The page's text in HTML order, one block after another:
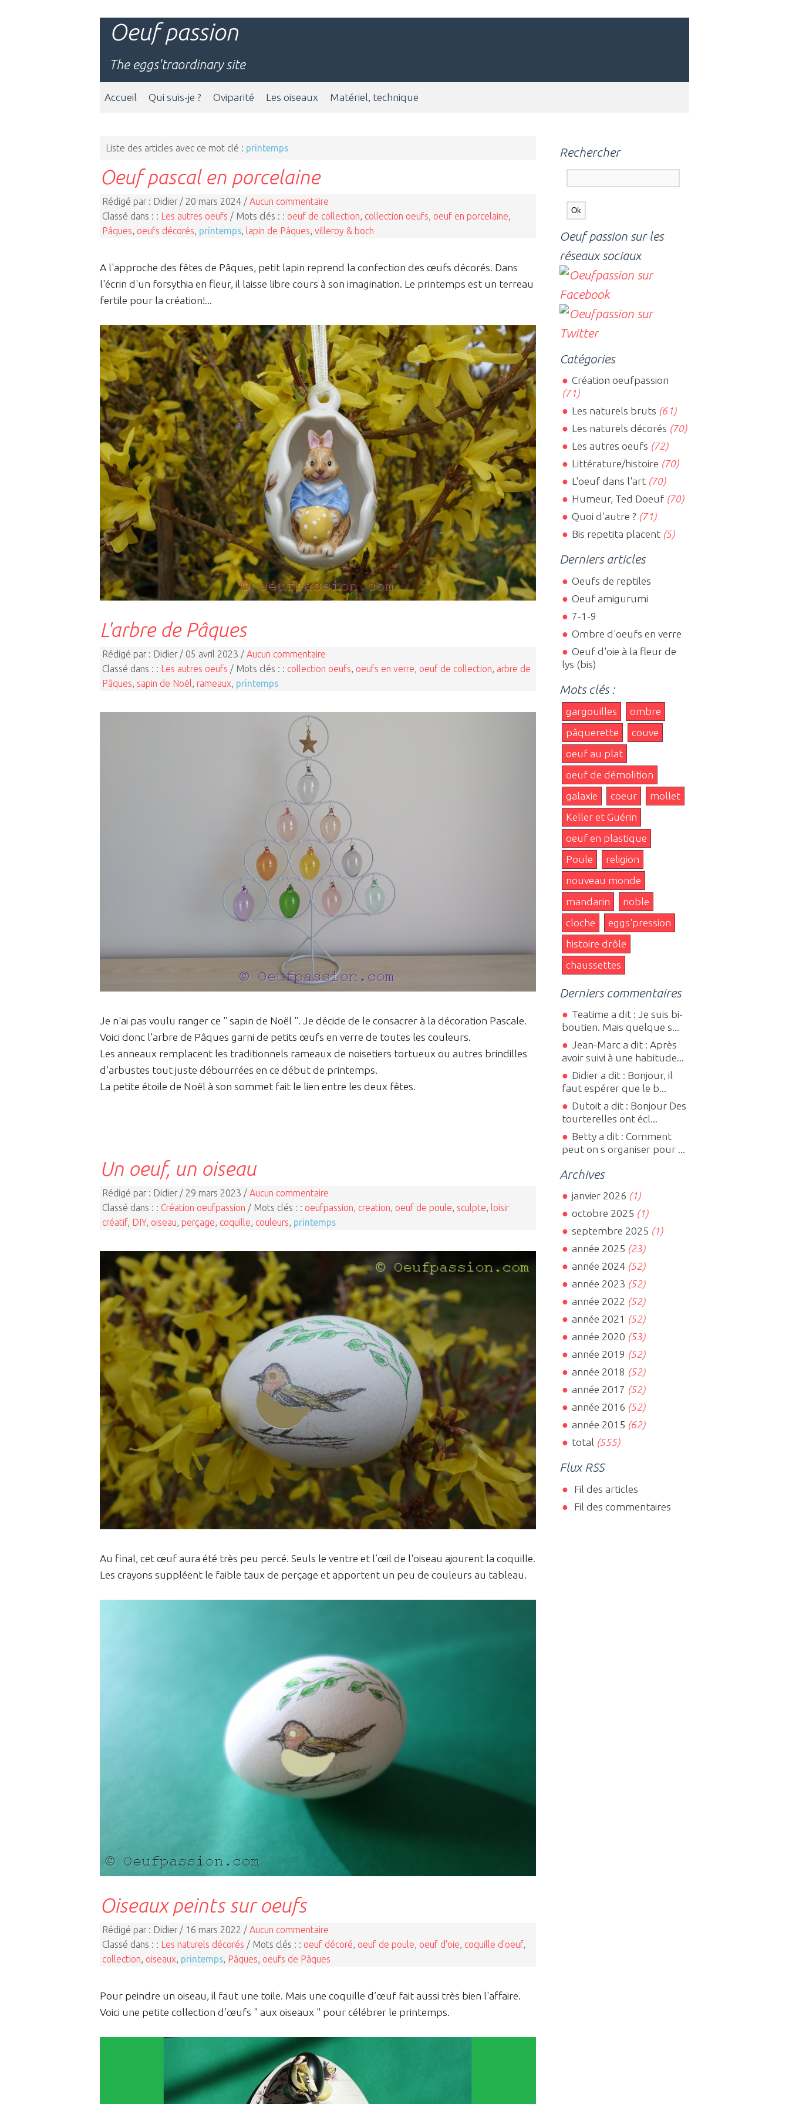
Oeuf passion
The eggs'traordinary site
Accueil Qui suis-je ? Oviparité Les oiseaux Matériel, technique
Liste des articles avec ce mot clé : printemps
Oeuf pascal en porcelaine
Rédigé par : Didier / 20 mars 2024 / Aucun commentaire
Classé dans : : Les autres oeufs / Mots clés : : oeuf de collection collection oeufs oeuf en porcelaine
Pâques oeufs décorés printemps lapin de Pâques villeroy & boch
A l'approche des fêtes de Pâques, petit lapin reprend la confection des œufs décorés. Dans
l'écrin d'un forsythia en fleur, il laisse libre cours à son imagination. Le printemps est un terreau
fertile pour la création!...
L'arbre de Pâques
Rédigé par : Didier / 05 avril 2023 / Aucun commentaire
Classé dans : : Les autres oeufs / Mots clés : : collection oeufs, oeufs en verre, oeuf de collection, arbre de
Pâques, sapin de Noël, rameaux, printemps
Je n'ai pas voulu ranger ce " sapin de Noël ". Je décide de le consacrer à la décoration Pascale.
Voici donc l'arbre de Pâques garni de petits œufs en verre de toutes les couleurs.
Les anneaux remplacent les traditionnels rameaux de noisetiers tortueux ou autres brindilles
d'arbustes tout juste débourrées en ce début de printemps.
La petite étoile de Noël à son sommet fait le lien entre les deux fêtes.
Un oeuf, un oiseau
Rédigé par : Didier / 29 mars 2023 / Aucun commentaire
Classé dans : : Création oeufpassion / Mots clés : : oeufpassion, creation, oeuf de poule, sculpte, loisir
créatif, DIY, oiseau, perçage, coquille, couleurs, printemps
Au final, cet œuf aura été très peu percé. Seuls le ventre et l’œil de l'oiseau ajourent la coquille.
Les crayons suppléent le faible taux de perçage et apportent un peu de couleurs au tableau.
Oiseaux peints sur oeufs
Rédigé par : Didier / 16 mars 2022 / Aucun commentaire
Classé dans : : Les naturels décorés / Mots clés : : oeuf décoré, oeuf de poule, oeuf d'oie, coquille d'oeuf,
collection, oiseaux, printemps, Pâques, oeufs de Pâques
Pour peindre un oiseau, il faut une toile. Mais une coquille d’œuf fait aussi très bien l'affaire.
Voici une petite collection d’œufs " aux oiseaux " pour célébrer le printemps.
Rechercher
Oeuf passion sur les
réseaux sociaux
Catégories
Création oeufpassion
(71)
Les naturels bruts (61)
Les naturels décorés (70)
Les autres oeufs (72)
Littérature/histoire (70)
L'oeuf dans l'art(70)
Humeur, Ted Doeuf(70)
Quoi d'autre ? (71)
Bis repetita placent(5)
Derniers articles
Oeufs de reptiles
Oeuf amigurumi
7-1-9
Ombre d'oeufs en verre
Oeuf d'oie à la fleur de
lys (bis)
Mots clés :
gargouilles
ombre
pâquerette
couve
oeuf au plat
oeuf de démolition
galaxie
coeur
mollet
Keller et Guérin
oeuf en plastique
Poule
religion
nouveau monde
mandarin
noble
cloche
eggs'pression
histoire drôle
chaussettes
Derniers commentaires
Teatime a dit : Je suis bi-
boutien. Mais quelque s...
Jean-Marc a dit : Après
avoir suivi à une habitude...
Didier a dit : Bonjour, il
faut espérer que le b...
Dutoit a dit : Bonjour Des
tourterelles ont écl...
Betty a dit : Comment
peut on s organiser pour ...
Archives
janvier 2026 (1)
octobre 2025 (1)
septembre 2025 (1)
année 2025 (23)
année 2024(52)
année 2023 (52)
année 2022 (52)
année 2021 (52)
année 2020 (53)
année 2019 (52)
année 2018 (52)
année 2017 (52)
année 2016 (52)
année 2015 (62)
total (555)
Flux RSS
Fil des articles
Fil des commentaires